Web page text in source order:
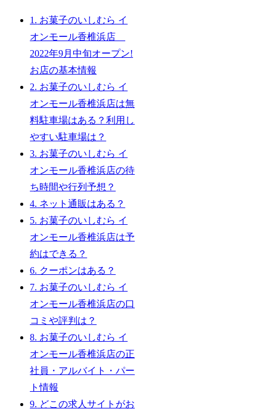
1. お菓子のいしむら イ
オンモール香椎浜店
2022年9月中旬オープン!
お店の基本情報
2. お菓子のいしむら イ
オンモール香椎浜店は無
料駐車場はある？利用し
やすい駐車場は？
3. お菓子のいしむら イ
オンモール香椎浜店の待
ち時間や行列予想？
4. ネット通販はある？
5. お菓子のいしむら イ
オンモール香椎浜店は予
約はできる？
6. クーポンはある？
7. お菓子のいしむら イ
オンモール香椎浜店の口
コミや評判は？
8. お菓子のいしむら イ
オンモール香椎浜店の正
社員・アルバイト・パー
ト情報
9. どこの求人サイトがお